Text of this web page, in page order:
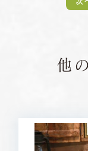
他